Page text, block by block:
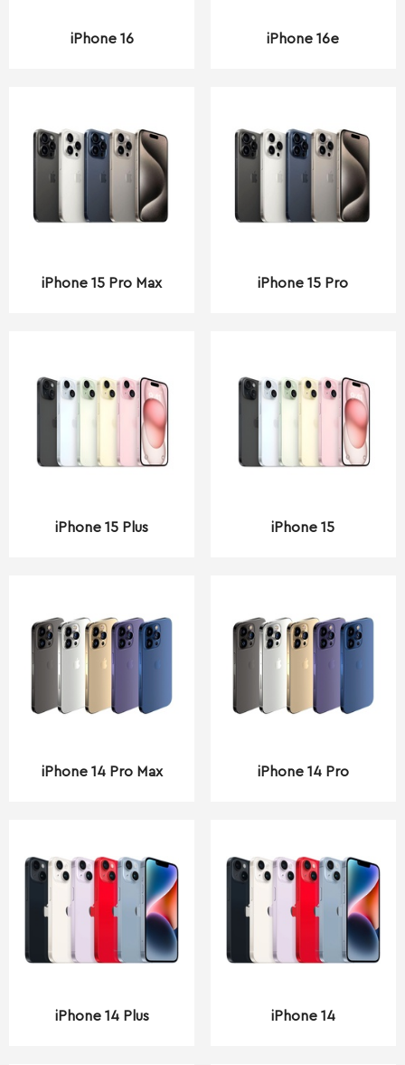
iPhone 16 iPhone 16e
iPhone 15 Pro Max iPhone 15 Pro
iPhone 15 Plus iPhone 15
iPhone 14 Pro Max iPhone 14 Pro
iPhone 14 Plus iPhone 14